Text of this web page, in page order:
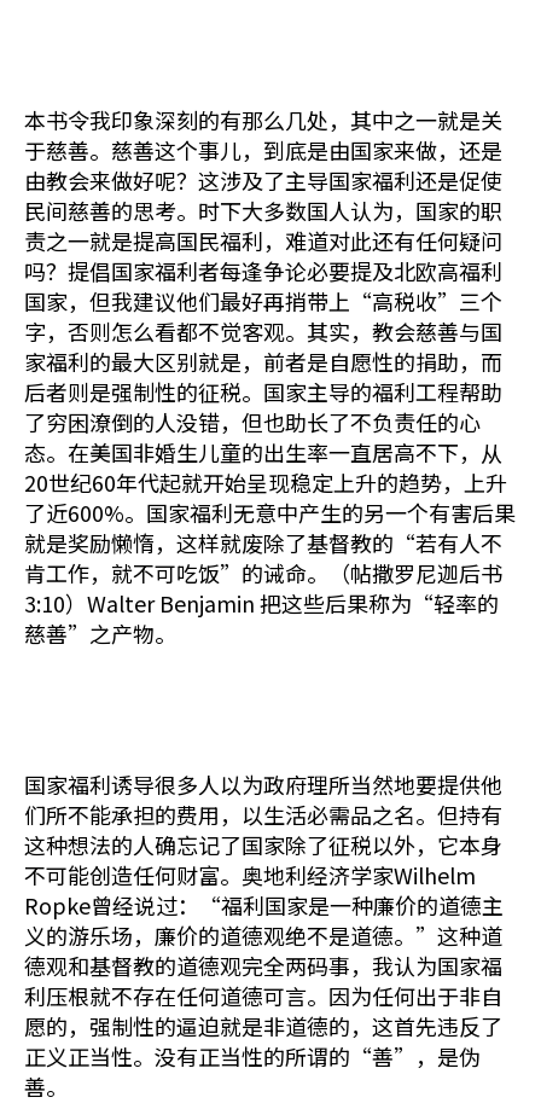
本书令我印象深刻的有那么几处，其中之一就是关
于慈善。慈善这个事儿，到底是由国家来做，还是
由教会来做好呢？这涉及了主导国家福利还是促使
民间慈善的思考。时下大多数国人认为，国家的职
责之一就是提高国民福利，难道对此还有任何疑问
吗？提倡国家福利者每逢争论必要提及北欧高福利
国家，但我建议他们最好再捎带上“高税收”三个
字，否则怎么看都不觉客观。其实，教会慈善与国
家福利的最大区别就是，前者是自愿性的捐助，而
后者则是强制性的征税。国家主导的福利工程帮助
了穷困潦倒的人没错，但也助长了不负责任的心
态。在美国非婚生儿童的出生率一直居高不下，从
20世纪60年代起就开始呈现稳定上升的趋势，上升
了近600%。国家福利无意中产生的另一个有害后果
就是奖励懒惰，这样就废除了基督教的“若有人不
肯工作，就不可吃饭”的诫命。（帖撒罗尼迦后书
3:10）Walter Benjamin 把这些后果称为“轻率的
慈善”之产物。
国家福利诱导很多人以为政府理所当然地要提供他
们所不能承担的费用，以生活必需品之名。但持有
这种想法的人确忘记了国家除了征税以外，它本身
不可能创造任何财富。奥地利经济学家Wilhelm
Ropke曾经说过：“福利国家是一种廉价的道德主
义的游乐场，廉价的道德观绝不是道德。”这种道
德观和基督教的道德观完全两码事，我认为国家福
利压根就不存在任何道德可言。因为任何出于非自
愿的，强制性的逼迫就是非道德的，这首先违反了
正义正当性。没有正当性的所谓的“善”，是伪
善。